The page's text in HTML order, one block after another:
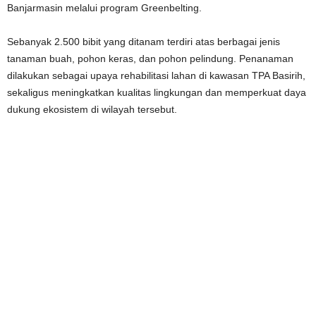
Banjarmasin melalui program Greenbelting.
Sebanyak 2.500 bibit yang ditanam terdiri atas berbagai jenis
tanaman buah, pohon keras, dan pohon pelindung. Penanaman
dilakukan sebagai upaya rehabilitasi lahan di kawasan TPA Basirih,
sekaligus meningkatkan kualitas lingkungan dan memperkuat daya
dukung ekosistem di wilayah tersebut.